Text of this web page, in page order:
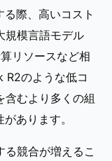
際、高いコスト
規模言語モデル
リソースなど相
R2のような低コ
含むより多くの組
あります。
る競合が増えるこ